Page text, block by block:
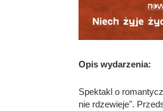
Opis wydarzenia:
Spektakl o
nie rdzewieje".